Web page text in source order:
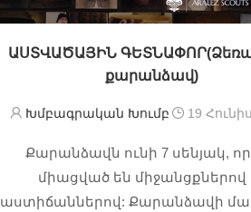
ԱՍՏՎԱԾԱՅԻՆ
քարանձավ)
Խմբագրական Խումբ 19
Քարանձավն ունի 7 սենյակ,
միացված են միջանցքներով
աստիճաններով: Քարանձավի